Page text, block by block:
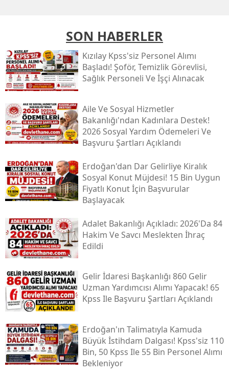
SON HABERLER
Kızılay Kpss'siz Personel Alımı
Başladı! Şoför, Temizlik Görevlisi,
Sağlık Personeli Ve İşçi Alınacak
Aile Ve Sosyal Hizmetler
Bakanlığı'ndan Kadınlara Destek!
2026 Sosyal Yardım Ödemeleri Ve
Başvuru Şartları Açıklandı
Erdoğan'dan Dar Gelirliye Kiralık
Sosyal Konut Müjdesi! 15 Bin Uygun
Fiyatlı Konut İçin Başvurular
Başlayacak
Adalet Bakanlığı Açıkladı: 2026'da 84
Hakim Ve Savcı Meslekten İhraç
Edildi
Gelir İdaresi Başkanlığı 860 Gelir
Uzman Yardımcısı Alımı Yapacak! 65
Kpss Ile Başvuru Şartları Açıklandı
Erdoğan'ın Talimatıyla Kamuda
Büyük İstihdam Dalgası! Kpss'siz 110
Bin, 50 Kpss Ile 55 Bin Personel Alımı
Bekleniyor